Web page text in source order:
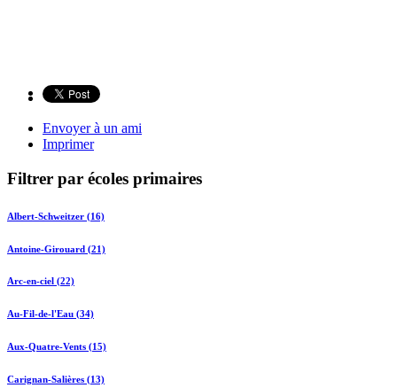
Envoyer à un ami
Imprimer
Filtrer par écoles primaires
Albert-Schweitzer (16)
Antoine-Girouard (21)
Arc-en-ciel (22)
Au-Fil-de-l'Eau (34)
Aux-Quatre-Vents (15)
Carignan-Salières (13)